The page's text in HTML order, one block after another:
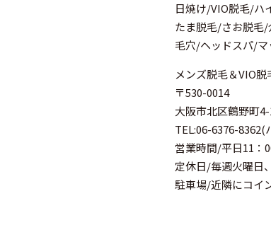
日焼け/VIO脱毛/ハ
たま脱毛/さお脱毛
毛穴/ヘッドスパ/
メンズ脱毛＆VIO
〒530-0014
大阪市北区鶴野町
TEL:06-6376-8362(
営業時間/平日11：
定休日/毎週火曜日
駐車場/近隣にコイ